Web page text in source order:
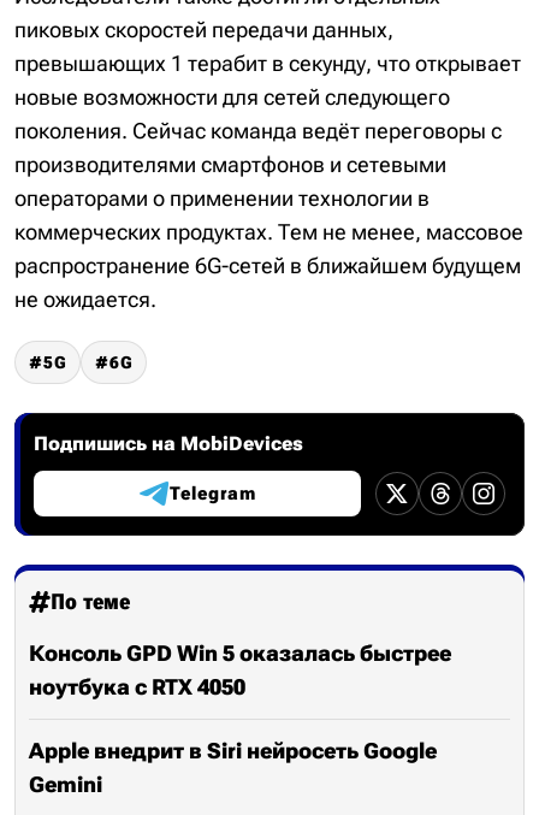
пиковых скоростей передачи данных,
превышающих 1 терабит в секунду, что открывает
новые возможности для сетей следующего
поколения. Сейчас команда ведёт переговоры с
производителями смартфонов и сетевыми
операторами о применении технологии в
коммерческих продуктах. Тем не менее, массовое
распространение 6G-сетей в ближайшем будущем
не ожидается.
5G 6G
Подпишись на MobiDevices
Telegram
По теме
Консоль GPD Win 5 оказалась быстрее
ноутбука с RTX 4050
Apple внедрит в Siri нейросеть Google
Gemini